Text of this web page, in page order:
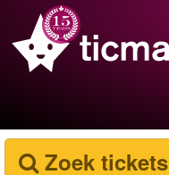
Zoek tickets